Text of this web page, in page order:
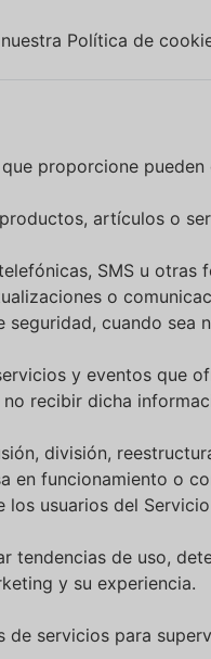
Política de
proporcione
artículos o
SMS u otras
o
cuando sea
y eventos que
recibir dicha
división,
en funcionamiento o
usuarios del
tendencias de uso,
y su experiencia.
servicios para